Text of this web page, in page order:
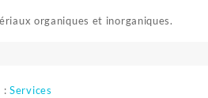
organiques et inorganiques.
:Services